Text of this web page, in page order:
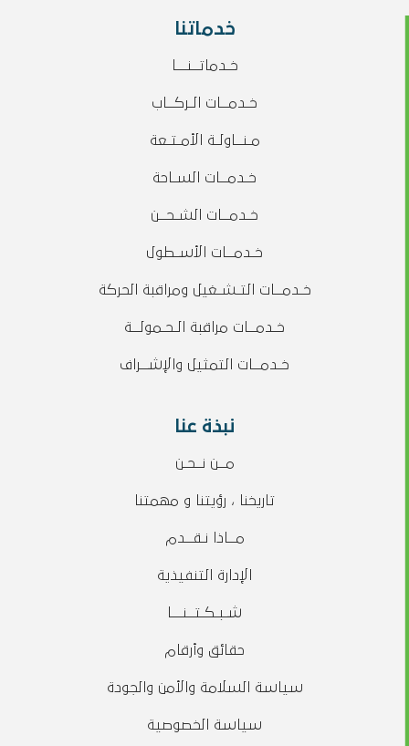
خدماتنا
خـدماتــنـــا
خـدمــات الـركــاب
مـنــاولـة الأمـتـعة
خـدمــات السـاحة
خـدمــات الشـحــن
خـدمــات الأسـطول
خـدمــات التـشـغيل ومراقبة الحركة
خـدمــات مراقبة الـحـمولــة
خـدمــات التمثيل والإشــراف
نبذة عنا
مــن نــحـن
تاريخنا ، رؤيتنا و مهمتنا
مــاذا نـقــدم
الإدارة التنفيذية
شـبـكـتــنـــا
حقائق وأرقام
سياسة السلامة والأمن والجودة
سياسة الخصوصية